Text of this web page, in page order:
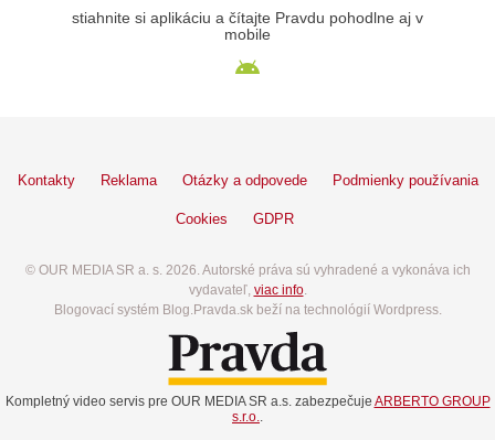
stiahnite si aplikáciu a čítajte Pravdu pohodlne aj v
mobile
Kontakty Reklama Otázky a odpovede Podmienky používania
Cookies GDPR
© OUR MEDIA SR a. s. 2026. Autorské práva sú vyhradené a vykonáva ich
vydavateľ, viac info.
Blogovací systém Blog.Pravda.sk beží na technológií Wordpress.
Kompletný video servis pre OUR MEDIA SR a.s. zabezpečuje ARBERTO GROUP
s.r.o..